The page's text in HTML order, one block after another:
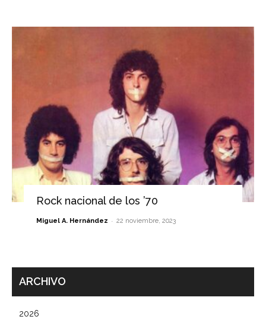
Rock nacional de los ’70
Miguel A. Hernández - 22 noviembre, 2023
ARCHIVO
2026